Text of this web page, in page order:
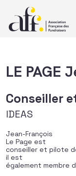
LE PAGE
Conseiller
IDEAS
Jean-François
Le Page est
conseiller et pilote
il est
également membre